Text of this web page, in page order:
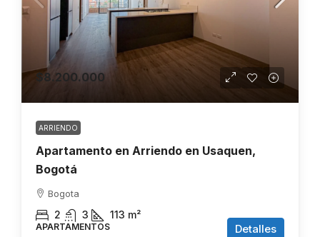
$8.200.000
ARRIENDO
Apartamento en Arriendo en Usaquen,
Bogotá
Bogota
2 3 113 m²
APARTAMENTOS Detalles